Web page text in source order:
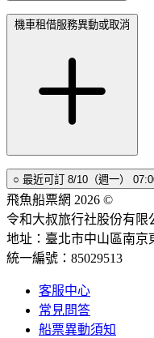
機車租借服務異動或取消
○ 最近可訂 8/10（週一）
飛魚船票網 2026 ©
令和大叔旅行社股份有限
地址：臺北市中山區南京
統一編號：85029513
客服中心
常見問答
船票異動須知